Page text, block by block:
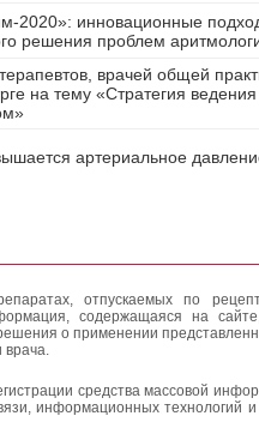
2020»: инновационные
решения проблем
врачей общей
на тему «Стратегия
артериальное
отпускаемых по
содержащаяся на
о применении
врача.
средства массовой
информационных технологий